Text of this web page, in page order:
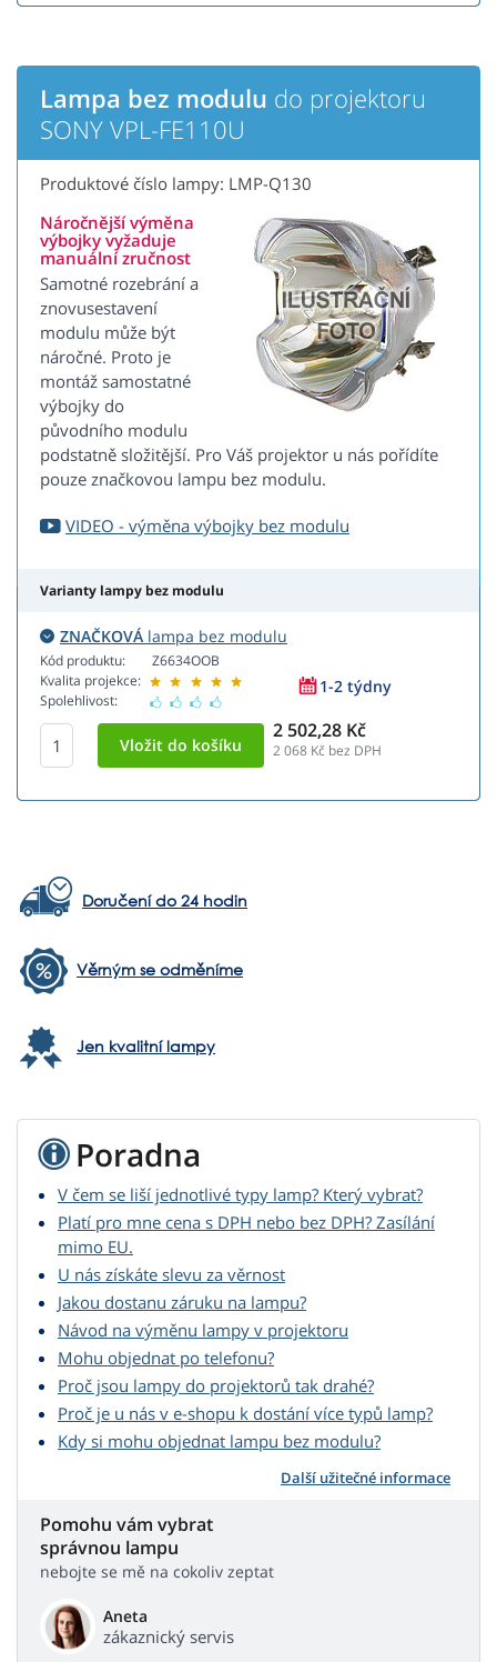
Lampa bez modulu do projektoru
SONY VPL-FE110U
Produktové číslo lampy: LMP-Q130
Náročnější výměna
výbojky vyžaduje
manuální zručnost
Samotné rozebrání a
znovusestavení
modulu může být
náročné. Proto je
montáž samostatné
výbojky do
původního modulu
podstatně složitější. Pro Váš projektor u nás pořídíte
pouze značkovou lampu bez modulu.
VIDEO - výměna výbojky bez modulu
Varianty lampy bez modulu
ZNAČKOVÁ lampa bez modulu
Kód produktu:
Kvalita projekce:
Spolehlivost:
Z6634OOB
1-2 týdny
2 502,28 Kč
2 068 Kč bez DPH
Doručení do 24 hodin
Věrným se odměníme
Jen kvalitní lampy
Poradna
V čem se liší jednotlivé typy lamp? Který vybrat?
Platí pro mne cena s DPH nebo bez DPH? Zasílání
mimo EU.
U nás získáte slevu za věrnost
Jakou dostanu záruku na lampu?
Návod na výměnu lampy v projektoru
Mohu objednat po telefonu?
Proč jsou lampy do projektorů tak drahé?
Proč je u nás v e-shopu k dostání více typů lamp?
Kdy si mohu objednat lampu bez modulu?
Další užitečné informace
Pomohu vám vybrat
správnou lampu
nebojte se mě na cokoliv zeptat
Aneta
zákaznický servis